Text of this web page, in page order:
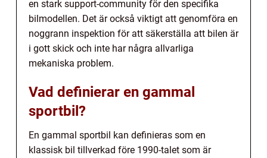
en stark support-community för den specifika
bilmodellen. Det är också viktigt att genomföra en
noggrann inspektion för att säkerställa att bilen är
i gott skick och inte har några allvarliga
mekaniska problem.
Vad definierar en gammal
sportbil?
En gammal sportbil kan definieras som en
klassisk bil tillverkad före 1990-talet som är